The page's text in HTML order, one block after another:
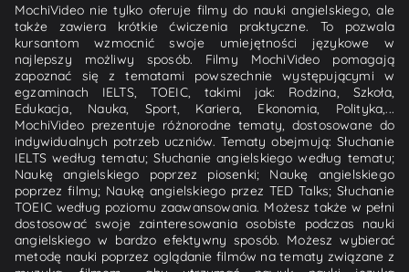
MochiVideo nie tylko oferuje filmy do nauki angielskiego, ale
także zawiera krótkie ćwiczenia praktyczne. To pozwala
kursantom wzmocnić swoje umiejętności językowe w
najlepszy możliwy sposób. Filmy MochiVideo pomagają
zapoznać się z tematami powszechnie występującymi w
egzaminach IELTS, TOEIC, takimi jak: Rodzina, Szkoła,
Edukacja, Nauka, Sport, Kariera, Ekonomia, Polityka,...
MochiVideo prezentuje różnorodne tematy, dostosowane do
indywidualnych potrzeb uczniów. Tematy obejmują: Słuchanie
IELTS według tematu; Słuchanie angielskiego według tematu;
Naukę angielskiego poprzez piosenki; Naukę angielskiego
poprzez filmy; Naukę angielskiego przez TED Talks; Słuchanie
TOEIC według poziomu zaawansowania. Możesz także w pełni
dostosować swoje zainteresowania osobiste podczas nauki
angielskiego w bardzo efektywny sposób. Możesz wybierać
metodę nauki poprzez oglądanie filmów na tematy związane z